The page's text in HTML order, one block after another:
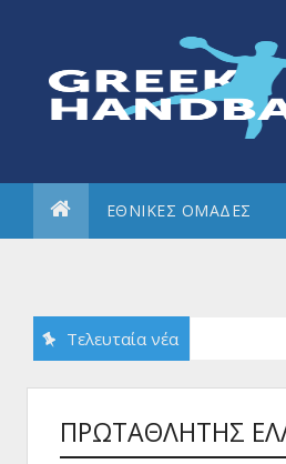
ΕΘΝΙΚΕΣ ΟΜΑΔΕΣ
Τελευταία νέα
ΠΡΩΤΑΘΛΗΤΗΣ